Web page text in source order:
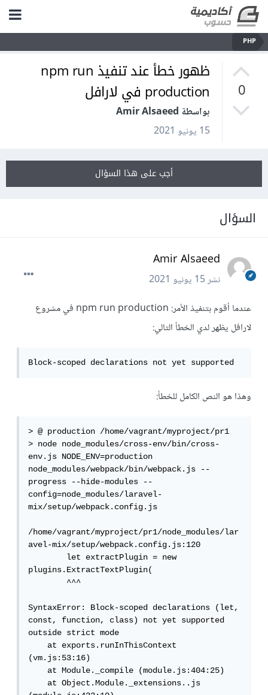
PHP
0
ظهور خطأ عند تنفيذ npm run
production في لارافل
بواسطة Amir Alsaeed
15 يونيو 2021
أجب على هذا السؤال
السؤال
Amir Alsaeed
نشر15 يونيو 2021
عندما أقوم بتنفيذ الأمر: npm run production في مشروع
لارافل يظهر لدي الخطأ التالي:
Block-scoped declarations not yet supported
وهذا هو النص الكامل للخطأ:
> @ production /home/vagrant/myproject/pr1
> node node_modules/cross-env/bin/cross-
env.js NODE_ENV=production
node_modules/webpack/bin/webpack.js --
progress --hide-modules --
config=node_modules/laravel-
mix/setup/webpack.config.js
/home/vagrant/myproject/pr1/node_modules/lar
avel-mix/setup/webpack.config.js:120
        let extractPlugin = new
plugins.ExtractTextPlugin(
        ^^^
SyntaxError: Block-scoped declarations (let,
const, function, class) not yet supported
outside strict mode
    at exports.runInThisContext
(vm.js:53:16)
    at Module._compile (module.js:404:25)
    at Object.Module._extensions..js